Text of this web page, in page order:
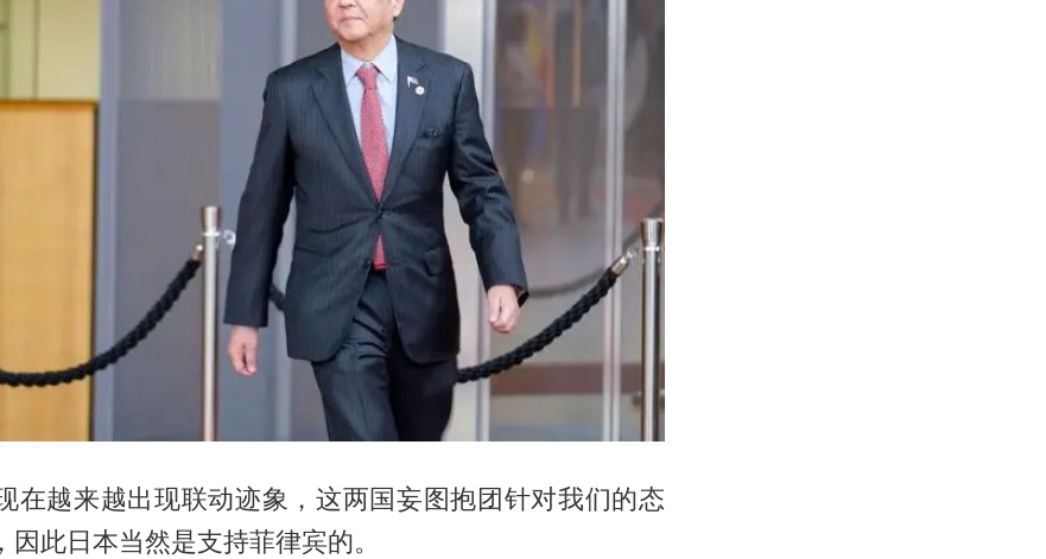
在越来越出现联动迹象，这两国妄图抱团针对我们的态
此日本当然是支持菲律宾的。